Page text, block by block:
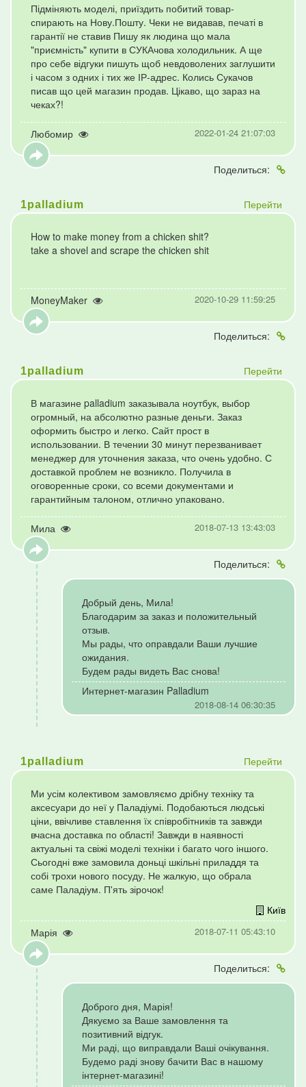
Підміняють моделі, приїздить побитий товар-
спирають на Нову.Пошту. Чеки не видавав, печаті в
гарантії не ставив Пишу як людина що мала
"приємність" купити в СУКАчова холодильник. А ще
про себе відгуки пишуть щоб невдоволених заглушити
і часом з одних і тих же ІР-адрес. Колись Сукачов
писав що цей магазин продав. Цікаво, що зараз на
чеках?!
Любомир 2022-01-24 21:07:03
Поделиться:
1palladium Перейти
How to make money from a chicken shit?
take a shovel and scrape the chicken shit
MoneyMaker 2020-10-29 11:59:25
Поделиться:
1palladium Перейти
В магазине palladium заказывала ноутбук, выбор
огромный, на абсолютно разные деньги. Заказ
оформить быстро и легко. Сайт прост в
использовании. В течении 30 минут перезванивает
менеджер для уточнения заказа, что очень удобно. С
доставкой проблем не возникло. Получила в
оговоренные сроки, со всеми документами и
гарантийным талоном, отлично упаковано.
Мила 2018-07-13 13:43:03
Поделиться:
Добрый день, Мила!
Благодарим за заказ и положительный
отзыв.
Мы рады, что оправдали Ваши лучшие
ожидания.
Будем рады видеть Вас снова!
Интернет-магазин Palladium
2018-08-14 06:30:35
1palladium Перейти
Ми усім колективом замовляємо дрібну техніку та
аксесуари до неї у Паладіумі. Подобаються людські
ціни, ввічливе ставлення їх співробітників та завжди
вчасна доставка по області! Завжди в наявності
актуальні та свіжі моделі техніки і багато чого іншого.
Сьогодні вже замовила доньці шкільні приладдя та
собі трохи нового посуду. Не жалкую, що обрала
саме Паладіум. П'ять зірочок!
Київ
Марія
2018-07-11 05:43:10
Поделиться:
Доброго дня, Марія!
Дякуємо за Ваше замовлення та
позитивний відгук.
Ми раді, що виправдали Ваші очікування.
Будемо раді знову бачити Вас в нашому
інтернет-магазині!